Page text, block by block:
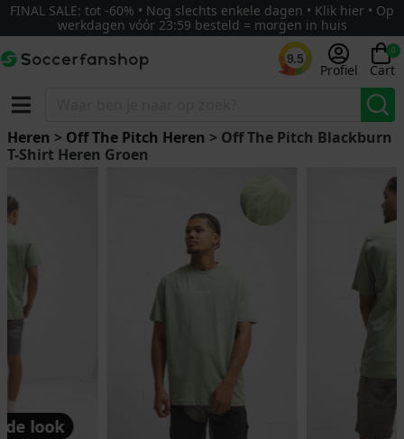
FINAL SALE: tot -60% • Nog slechts enkele dagen • Klik hier • Op
werkdagen vóór 23:59 besteld = morgen in huis
9.5
Profiel
0
Cart
Heren > Off The Pitch Heren > Off The Pitch Blackburn
T-Shirt Heren Groen
de look